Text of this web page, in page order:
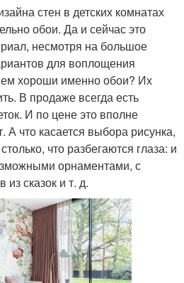
стен в детских комнатах
обои. Да и сейчас это
несмотря на большое
для воплощения
хороши именно обои? Их
В продаже всегда есть
И по цене это вполне
А что касается выбора рисунка,
что разбегаются глаза: и
орнаментами, с
сказок и т. д.